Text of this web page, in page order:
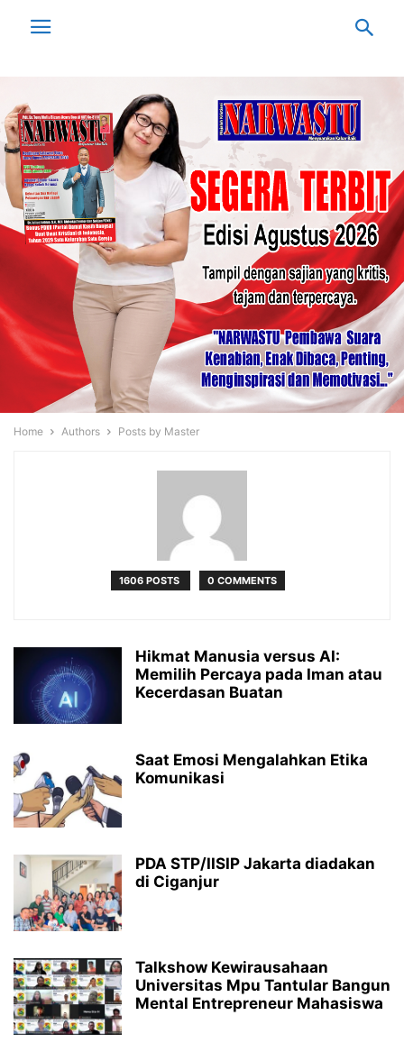
Home Authors Posts by Master
1606 POSTS 0 COMMENTS
Hikmat Manusia versus AI:
Memilih Percaya pada Iman atau
Kecerdasan Buatan
Saat Emosi Mengalahkan Etika
Komunikasi
PDA STP/IISIP Jakarta diadakan
di Ciganjur
Talkshow Kewirausahaan
Universitas Mpu Tantular Bangun
Mental Entrepreneur Mahasiswa